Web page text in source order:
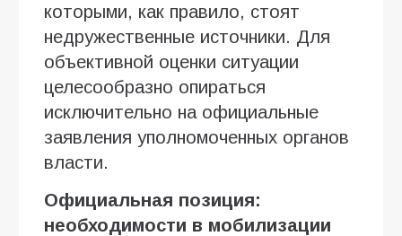
которыми, как правило, стоят
недружественные источники. Для
объективной оценки ситуации
целесообразно опираться
исключительно на официальные
заявления уполномоченных органов
власти.
Официальная позиция:
необходимости в мобилизации